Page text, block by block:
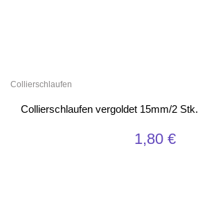
Collierschlaufen
Collierschlaufen vergoldet 15mm/2 Stk.
1,80 €